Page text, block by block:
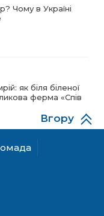
Чому в Україні
як біля біленої
ферма «Спів
Вгору